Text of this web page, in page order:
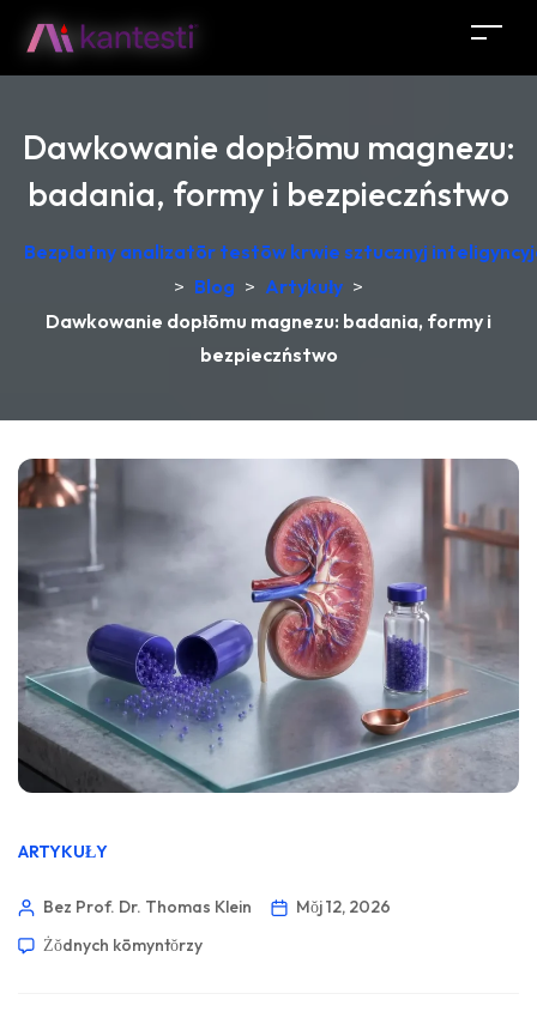
Dawkowanie dopłōmu magnezu:
badania, formy i bezpieczństwo
Bezpłatny analizatōr testōw krwie sztucznyj
> Blog > Artykuły >
Dawkowanie dopłōmu magnezu: badania, formy i
bezpieczństwo
ARTYKUŁY
Bez Prof. Dr. Thomas Klein
Mŏj 12, 2026
Żŏdnych kōmyntŏrzy